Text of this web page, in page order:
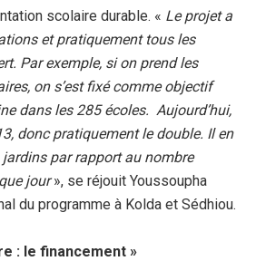
scolaire durable. « Le projet a
et pratiquement tous les
Par exemple, si on prend les
on s’est fixé comme objectif
dans les 285 écoles. Aujourd’hui,
donc pratiquement le double. Il en
par rapport au nombre
jour», se réjouit Youssoupha
du programme à Kolda et Sédhiou.
: le financement »